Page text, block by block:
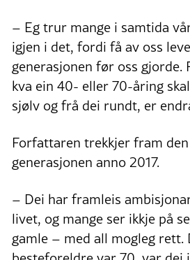
– Eg trur mange i samtida
igjen i det, fordi få av oss
generasjonen før oss gjorde.
kva ein 40- eller 70-åring
sjølv og frå dei rundt, er
Forfattaren trekkjer fram
generasjonen anno 2017.
– Dei har framleis
livet, og mange ser ikkje på
gamle – med all mogleg rett.